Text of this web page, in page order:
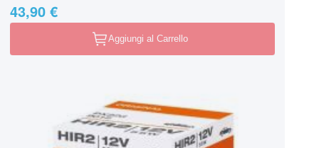
43,90 €
Aggiungi al Carrello